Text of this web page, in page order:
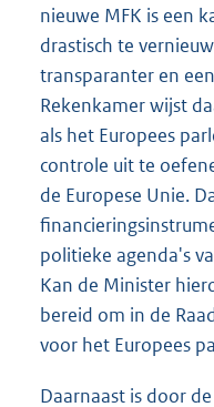
nieuwe MFK is een
drastisch te
transparanter en
Rekenkamer wijst
als het Europees
controle uit te
de Europese Unie.
politieke agenda's
Kan de Minister
bereid om in de
voor het Europees
Daarnaast is door